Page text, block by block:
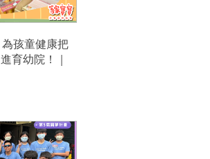
孩童健康把
育幼院！｜